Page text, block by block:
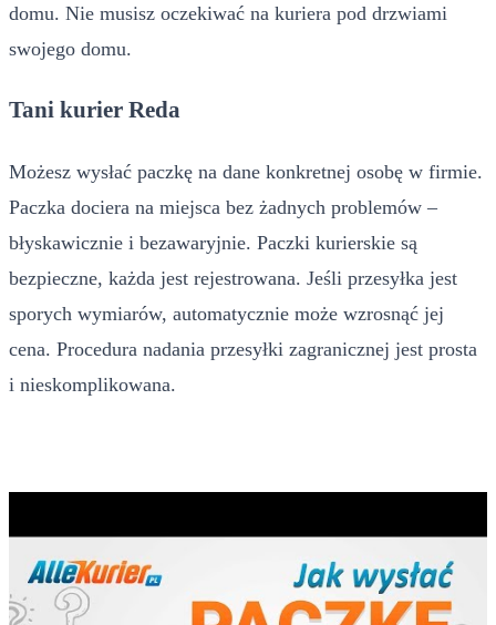
domu. Nie musisz oczekiwać na kuriera pod drzwiami
swojego domu.
Tani kurier Reda
Możesz wysłać paczkę na dane konkretnej osobę w firmie.
Paczka dociera na miejsca bez żadnych problemów –
błyskawicznie i bezawaryjnie. Paczki kurierskie są
bezpieczne, każda jest rejestrowana. Jeśli przesyłka jest
sporych wymiarów, automatycznie może wzrosnąć jej
cena. Procedura nadania przesyłki zagranicznej jest prosta
i nieskomplikowana.